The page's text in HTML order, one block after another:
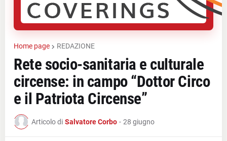
Home page REDAZIONE
Rete socio-sanitaria e culturale
circense: in campo “Dottor Circo
e il Patriota Circense”
Articolo di Salvatore Corbo - 28 giugno